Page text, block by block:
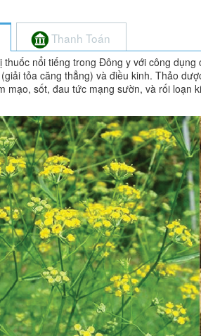
Thanh Toán
thuốc nổi tiếng trong Đông y với công
tỏa căng thẳng) và điều kinh. Thảo
mạo, sốt, đau tức mạng sườn, và rối loạn